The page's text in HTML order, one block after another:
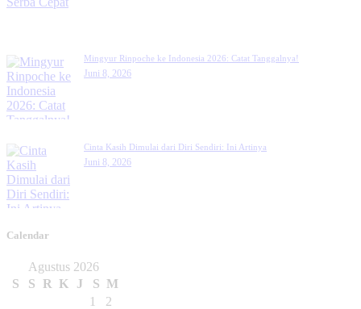
Mingyur Rinpoche ke Indonesia 2026: Catat Tanggalnya!
Juni 8, 2026
Cinta Kasih Dimulai dari Diri Sendiri: Ini Artinya
Juni 8, 2026
Calendar
Agustus 2026
S
S R K J S M
1
2